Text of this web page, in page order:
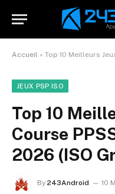
Accueil » Top 10 Meilleurs Jeux
JEUX PSP ISO
Top 10
Course
2026 (ISO
By 243Android 10